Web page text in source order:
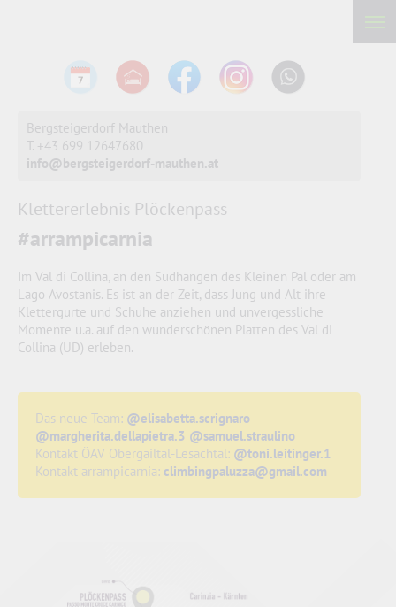
Bergsteigerdorf Mauthen
T. +43 699 12647680
info@bergsteigerdorf-mauthen.at
Klettererlebnis Plöckenpass
#arrampicarnia
Im Val di Collina, an den Südhängen des Kleinen Pal oder am
Lago Avostanis. Es ist an der Zeit, dass Jung und Alt ihre
Klettergurte und Schuhe anziehen und unvergessliche
Momente u.a. auf den wunderschönen Platten des Val di
Collina (UD) erleben.
Das neue Team: @elisabetta.scrignaro
@margherita.dellapietra.3 @samuel.straulino
Kontakt ÖAV Obergailtal-Lesachtal: @toni.leitinger.1
Kontakt arrampicarnia: climbingpaluzza@gmail.com